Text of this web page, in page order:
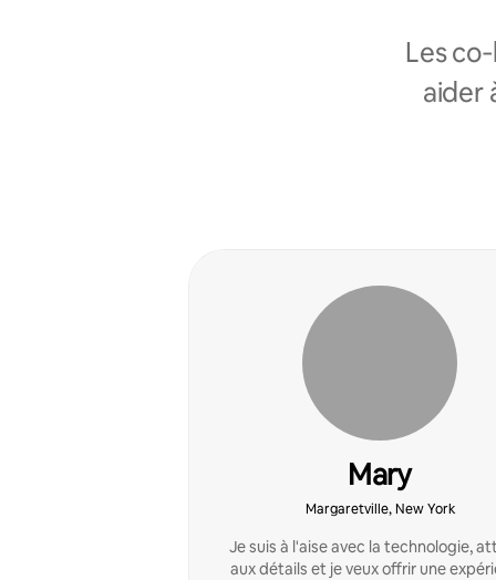
Les
aider
Mary
Margaretville, New York
Je suis à l'aise avec la technologie,
aux détails et je veux offrir une